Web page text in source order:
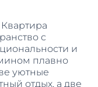
с
и
плавно
уютные
отдых, а две